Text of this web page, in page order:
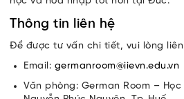
Thông tin liên hệ
Để được tư vấn chi tiết, vui lòng liên
Email: germanroom@iievn.edu.vn
Văn phòng: German Room –